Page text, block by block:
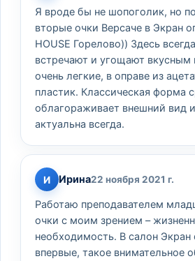
Я вроде бы не шопоголик, но
вторые очки Версаче в Экран
HOUSE Горелово)) Здесь
встречают и угощают вкусным
очень легкие, в оправе из
пластик. Классическая форма
облагораживает внешний вид
актуальна всегда.
И Ирина22 ноября 2021 г.
Работаю преподавателем
очки с моим зрением –
необходимость. В салон Экран
впервые, такое внимательное